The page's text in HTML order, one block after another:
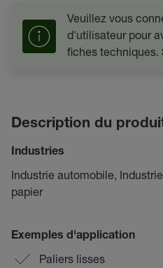
Veuillez vous
d'utilisateur pour
fiches techniques.
Description du
Industries
Industrie automobile,
papier
Exemples d'application
Paliers lisses